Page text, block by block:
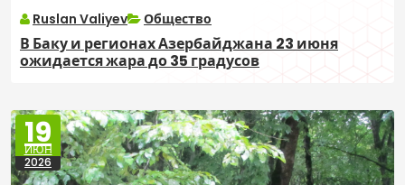
Ruslan Valiyev Общество
В Баку и регионах Азербайджана 23 июня
ожидается жара до 35 градусов
19
ИЮН
2026